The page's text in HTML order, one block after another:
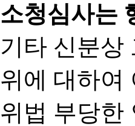
소청심사는
기타 신분상
위에 대하여
위법 부당한